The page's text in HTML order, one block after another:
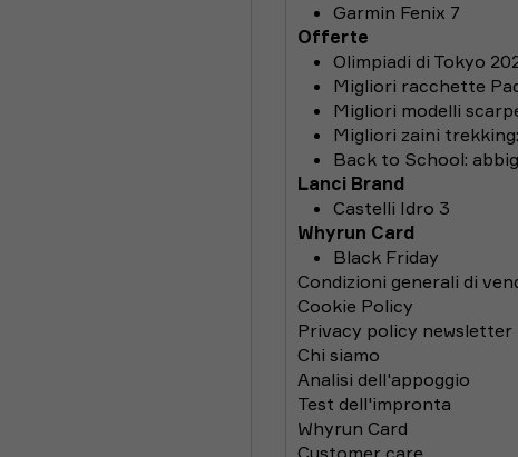
Garmin Fenix 7
Offerte
Olimpiadi di Tokyo
Migliori racchette
Migliori modelli
Migliori zaini
Back to School:
Lanci Brand
Castelli Idro 3
Whyrun Card
Black Friday
Condizioni generali di
Cookie Policy
Privacy policy newsletter
Chi siamo
Analisi dell'appoggio
Test dell'impronta
Whyrun Card
Customer care